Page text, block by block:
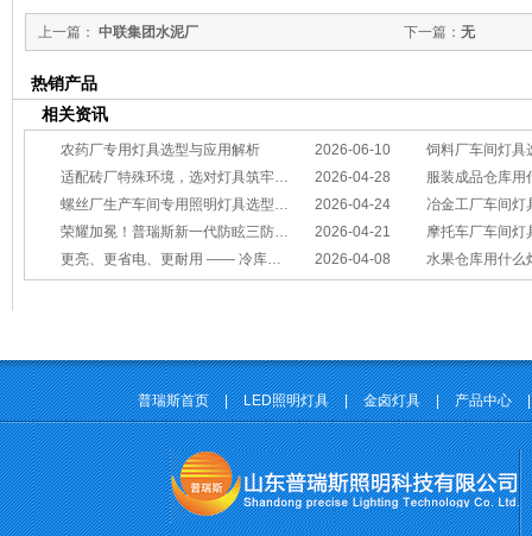
下一篇： 无
上一篇： 中联集团水泥厂
热销产品
相关资讯
2026-06-10
农药厂专用灯具选型与应用解析
饲料厂车间灯具
2026-04-28
适配砖厂特殊环境，选对灯具筑牢生产安全线
服装成品仓库用
2026-04-24
螺丝厂生产车间专用照明灯具选型方案
冶金工厂车间灯具选型指南：
2026-04-21
荣耀加冕！普瑞斯新一代防眩三防灯BC-L斩获2026阿拉丁神灯奖
摩托车厂车间灯具怎么选？
2026-04-08
更亮、更省电、更耐用 —— 冷库照明优选 水果仓库用什么
普瑞斯首页 | LED照明灯具 | 金卤灯具 | 产品中心 |